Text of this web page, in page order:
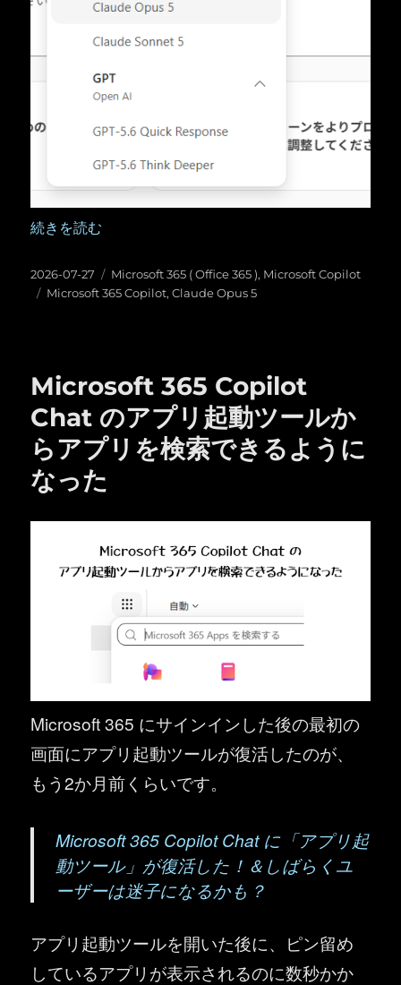
“Microsoft 365 Copilot に Claude Opus 5 が来た＆モード
続きを読む
投
稿
2026-07-27
カ
テ
Microsoft 365 ( Office 365 ), Microsoft Copilot
タ
Microsoft 365 Copilot,Claude Opus 5
Microsoft 365 Copilot
Chat のアプリ起動ツールか
らアプリを検索できるように
なった
Microsoft 365 にサインインした後の最初の
画面にアプリ起動ツールが復活したのが、
もう2か月前くらいです。
Microsoft 365 Copilot Chat に「アプリ起
動ツール」が復活した！＆しばらくユ
ーザーは迷子になるかも？
アプリ起動ツールを開いた後に、ピン留め
しているアプリが表示されるのに数秒かか